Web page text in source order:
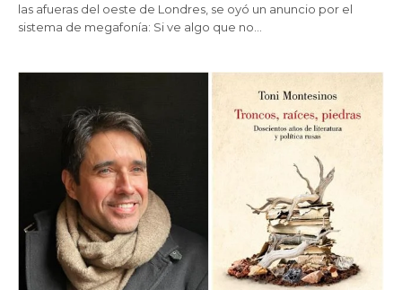
las afueras del oeste de Londres, se oyó un anuncio por el
sistema de megafonía: Si ve algo que no…